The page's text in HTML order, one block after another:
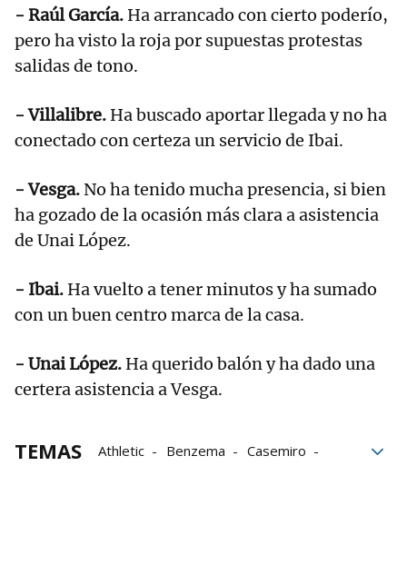
- Raúl García. Ha arrancado con cierto poderío,
pero ha visto la roja por supuestas protestas
salidas de tono.
- Villalibre. Ha buscado aportar llegada y no ha
conectado con certeza un servicio de Ibai.
- Vesga. No ha tenido mucha presencia, si bien
ha gozado de la ocasión más clara a asistencia
de Unai López.
- Ibai. Ha vuelto a tener minutos y ha sumado
con un buen centro marca de la casa.
- Unai López. Ha querido balón y ha dado una
certera asistencia a Vesga.
TEMAS Athletic Benzema
Casemiro